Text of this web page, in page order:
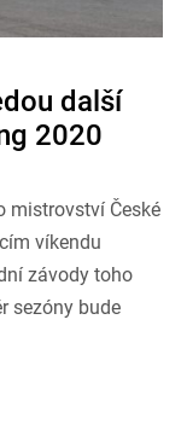
další
2020
mistrovství České
víkendu
závody toho
sezóny bude